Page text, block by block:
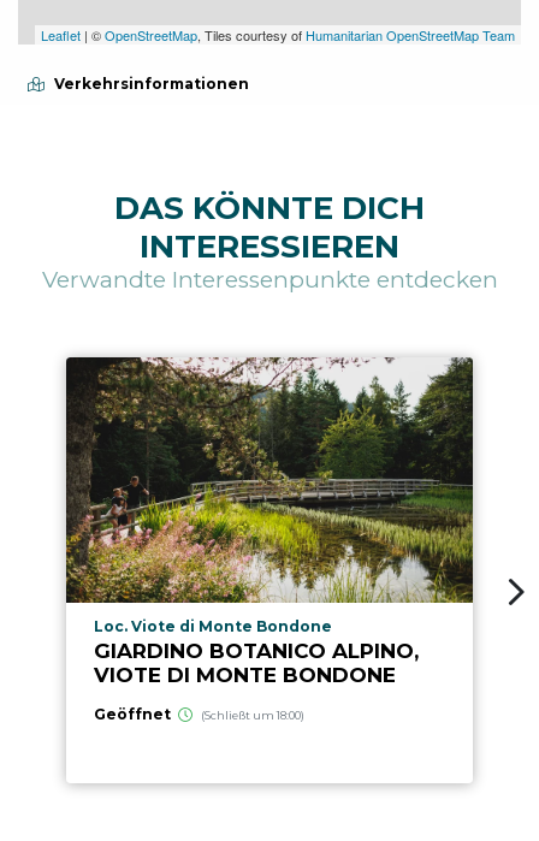
Leaflet | ©OpenStreetMap, Tiles courtesy of Humanitarian OpenStreetMap Team
Verkehrsinformationen
DAS KÖNNTE DICH
INTERESSIEREN
Verwandte Interessenpunkte entdecken
aria.poi_location_prefix
Loc. Viote di Monte Bondone
GIARDINO BOTANICO ALPINO,
VIOTE DI MONTE BONDONE
Geöffnet (Schließt um 18:00)